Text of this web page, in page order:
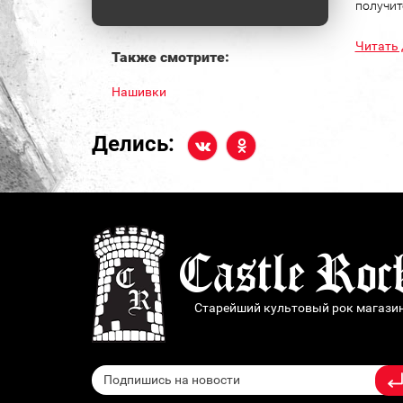
Doors
Emerson, Lake & Palmer
Eskimo Callboy
Exodus
Exploited
Fall Out Boy
Fallout
FPG
Также смотрите:
Нашивки
Читать
Делись:
Старейший культовый рок